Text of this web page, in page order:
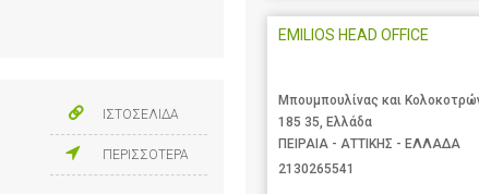
ΙΣΤΟΣΕΛΙΔΑ
ΠΕΡΙΣΣΟΤΕΡΑ
EMILIOS HEAD OFFICE
Μπουμπουλίνας και
185 35, Ελλάδα
ΠΕΙΡΑΙΑ - ΑΤΤΙΚΗΣ - ΕΛΛΑΔΑ
2130265541